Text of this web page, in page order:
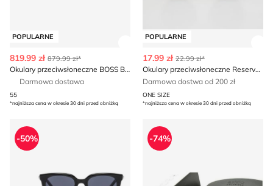
POPULARNE
819.99 zł 879.99 zł*
Okulary przeciwsłoneczne BOSS BLACK
Darmowa dostawa
55
*najniższa cena w okresie 30 dni przed obniżką
POPULARNE
17.99 zł 22.99 zł*
Okulary przeciwsłoneczne Reserved
Darmowa dostwa od 200 zł
ONE SIZE
*najniższa cena w okresie 30 dni przed obniżką
Okulary przeciwsłoneczne
-50%
Okulary przeciwsłoneczne
-74%